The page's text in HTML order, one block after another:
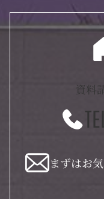
資料
まずはお